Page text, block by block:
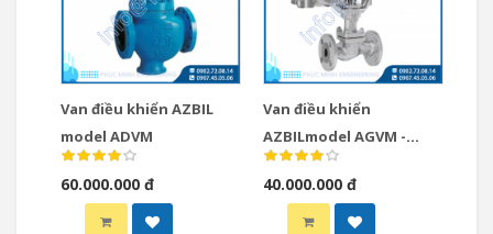
Van điều khiển AZBIL
model ADVM
60.000.000 đ
Van điều khiển
AZBILmodel AGVM -
Single Seat Globe Valves
40.000.000 đ